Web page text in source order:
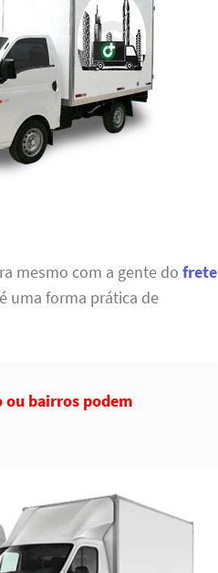
mesmo com a gente dofrete
uma forma prática de
ou bairros podem